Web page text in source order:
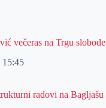
večeras na Trgu slobode
15:45
radovi na Bagljašu